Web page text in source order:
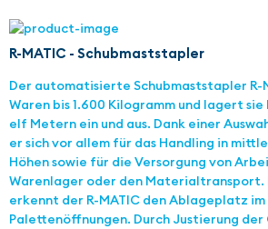
R-MATIC - Schubmaststapler
Der automatisierte Schubmaststapler
Waren bis 1.600 Kilogramm und lagert sie
elf Metern ein und aus. Dank einer
er sich vor allem für das Handling in
Höhen sowie für die Versorgung von
Warenlager oder den Materialtransport.
erkennt der R-MATIC den Ablageplatz im
Palettenöffnungen. Durch Justierung der